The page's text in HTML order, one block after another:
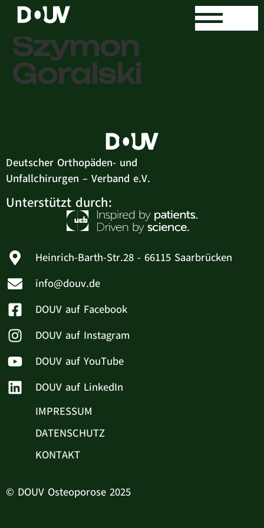
Dr. med.
Szymon
Goralski
Deutscher Orthopäden- und
Unfallchirurgen – Verband e.V.
Unterstützt durch:
Heinrich-Barth-Str.28 - 66115 Saarbrücken
info@douv.de
DOUV auf Facebook
DOUV auf Instagram
DOUV auf YouTube
DOUV auf LinkedIn
IMPRESSUM
DATENSCHUTZ
KONTAKT
© DOUV Osteoporose 2025